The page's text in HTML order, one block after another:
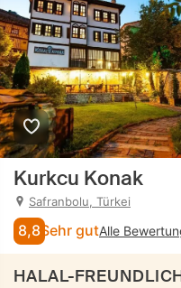
Kurkcu Konak
Safranbolu, Türkei
8,8 Sehr gutAlle
HALAL-